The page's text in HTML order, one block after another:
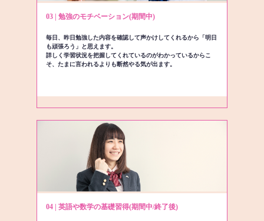
03 | 勉強のモチベーション(期間中)
毎日、昨日勉強した内容を確認して声かけしてくれるから「明日
も頑張ろう」と思えます。
詳しく学習状況を把握してくれているのがわかっているからこ
そ、たまに言われるよりも断然やる気が出ます。
04 | 英語や数学の基礎習得(期間中/終了後)